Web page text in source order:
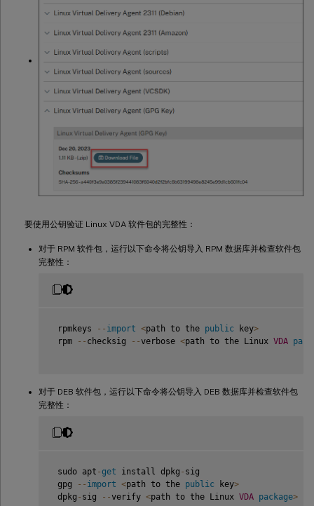
要使用公钥验证 Linux VDA 软件包的完整性：
对于 RPM 软件包，运行以下命令将公钥导入 RPM 数据库并检查软件包
完整性：
rpmkeys -- import <path to the public key>
rpm
-- checksig --verbose <path to the Linux VDA
对于 DEB 软件包，运行以下命令将公钥导入 DEB 数据库并检查软件包
完整性：
sudo apt -get install dpkg - sig
gpg
-- import <path to the public key>
dpkg - sig --verify <path to the Linux VDA package>